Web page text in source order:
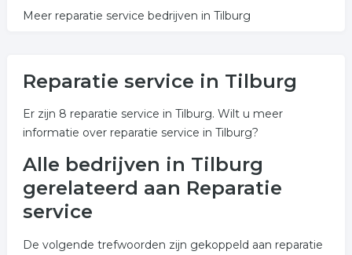
Meer reparatie service bedrijven in Tilburg
Reparatie service in Tilburg
Er zijn 8 reparatie service in Tilburg. Wilt u meer
informatie over reparatie service in Tilburg?
Alle bedrijven in Tilburg
gerelateerd aan Reparatie
service
De volgende trefwoorden zijn gekoppeld aan reparatie